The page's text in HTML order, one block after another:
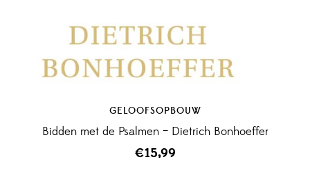
GELOOFSOPBOUW
Bidden met de Psalmen – Dietrich Bonhoeffer
€15,99